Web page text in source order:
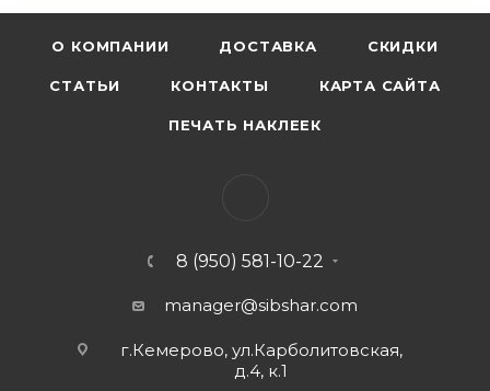
О КОМПАНИИ ДОСТАВКА СКИДКИ
СТАТЬИ КОНТАКТЫ КАРТА САЙТА
ПЕЧАТЬ НАКЛЕЕК
8 (950) 581-10-22
manager@sibshar.com
г.Кемерово, ул.Карболитовская,
д.4, к.1